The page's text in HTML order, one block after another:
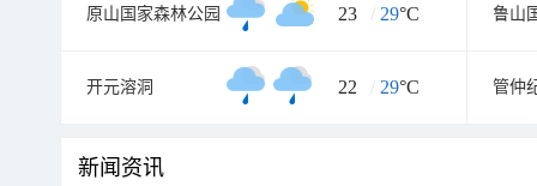
原山国家森林公园 23 / 29°C 鲁山
开元溶洞 22 / 29°C 管仲
新闻资讯